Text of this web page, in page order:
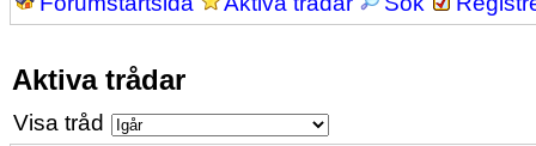
Aktiva trådar
Visa tråd